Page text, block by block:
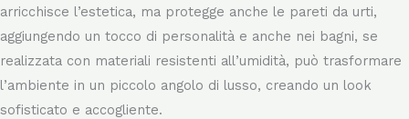
Negli ingressi e corridoi, spazi spesso trascurati, non solo
arricchisce l’estetica, ma protegge anche le pareti da urti,
aggiungendo un tocco di personalità e anche nei bagni, se
realizzata con materiali resistenti all’umidità, può trasformare
l’ambiente in un piccolo angolo di lusso, creando un look